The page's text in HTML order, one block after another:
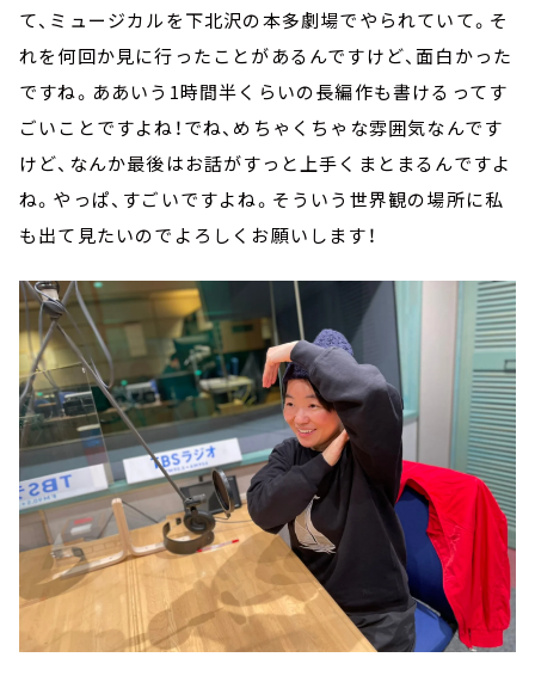
て、ミュージカルを下北沢の本多劇場でやられていて。そ
れを何回か見に行ったことがあるんですけど、面白かった
ですね。ああいう1時間半くらいの長編作も書けるってす
ごいことですよね！でね、めちゃくちゃな雰囲気なんです
けど、なんか最後はお話がすっと上手くまとまるんですよ
ね。やっぱ、すごいですよね。そういう世界観の場所に私
も出て見たいのでよろしくお願いします！